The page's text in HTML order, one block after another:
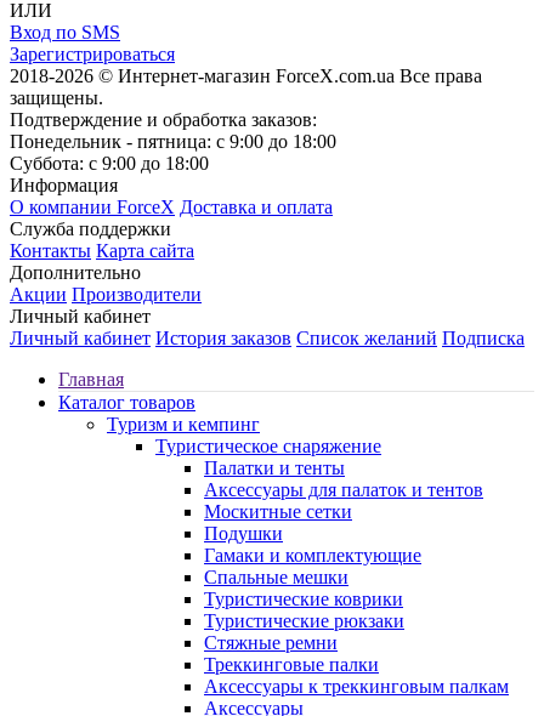
ИЛИ
Вход по SMS
Зарегистрироваться
2018-2026 © Интернет-магазин ForceX.com.ua Все права
защищены.
Подтверждение и обработка заказов:
Понедельник - пятница: с 9:00 до 18:00
Суббота: с 9:00 до 18:00
Информация
О компании ForceX Доставка и оплата
Служба поддержки
Контакты Карта сайта
Дополнительно
Акции Производители
Личный кабинет
Личный кабинет История заказов Список желаний Подписка
Главная
Каталог товаров
Туризм и кемпинг
Туристическое снаряжение
Палатки и тенты
Аксессуары для палаток и тентов
Москитные сетки
Подушки
Гамаки и комплектующие
Спальные мешки
Туристические коврики
Туристические рюкзаки
Стяжные ремни
Треккинговые палки
Аксессуары к треккинговым палкам
Аксессуары